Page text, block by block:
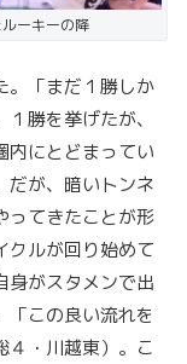
ーキーの降
。「まだ１勝しか
勝を挙げたが、
内にとどまってい
だが、暗いトンネ
てきたことが形
クルが回り始めて
身がスタメンで出
この良い流れを
４・川越東）。こ